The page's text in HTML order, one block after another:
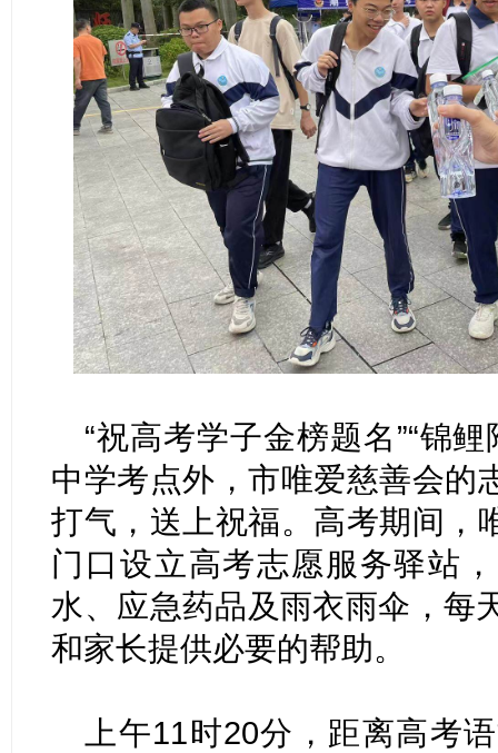
“祝高考学子金榜题名”“锦
中学考点外，市唯爱慈善会的
打气，送上祝福。高考期间，
门口设立高考志愿服务驿站
水、应急药品及雨衣雨伞，每
和家长提供必要的帮助。
上午11时20分，距离高考